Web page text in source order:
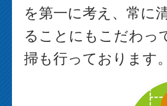
を第一に考え、常に
ることにもこだわっ
掃も行っております。